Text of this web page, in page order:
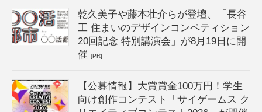
乾久美子や藤本壮介らが登壇、「長谷
工 住まいのデザインコンペティション
20回記念 特別講演会」が8月19日に開
催[PR]
【公募情報】大賞賞金100万円！学生
向け創作コンテスト「サイゲームス ク